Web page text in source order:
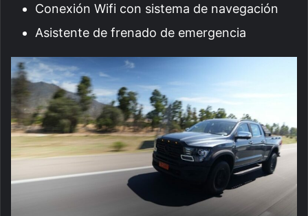
Conexión Wifi con sistema de navegación
Asistente de frenado de emergencia